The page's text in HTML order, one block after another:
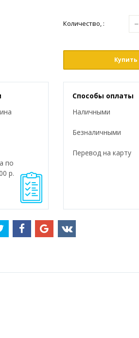
Количество, : −
Купить
по
р.
Способы оплаты
Наличными
Безналичными
Перевод на карту